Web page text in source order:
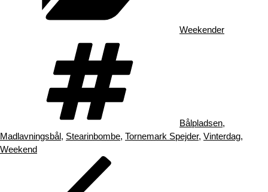
Weekender
Bålpladsen,
Madlavningsbål, Stearinbombe, Tornemark Spejder, Vinterdag,
Weekend
Indlægsnavigation